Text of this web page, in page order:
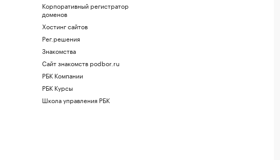
Корпоративный регистратор
доменов
Хостинг сайтов
Рег.решения
Знакомства
Сайт знакомств podbor.ru
РБК Компании
РБК Курсы
Школа управления РБК